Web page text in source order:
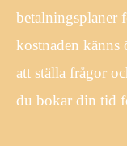
betalningsplaner
kostnaden
att ställa frågor
du bokar din tid